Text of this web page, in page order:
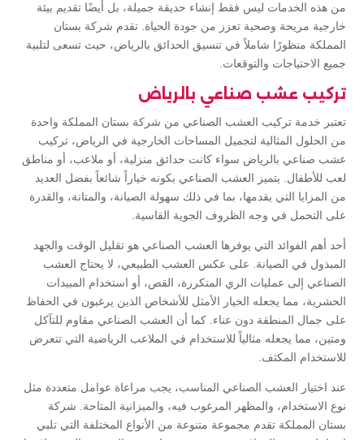
من هذه الخدمات ليس فقط إنشاء حديقة جميلة، بل أيضًا تقديم بيئة
خارجية مريحة وصحية تعزز من جودة الحياة. تقدم شركة بستان
المملكة منظورًا شاملاً في تنسيق الحدائق بالرياض، حيث تسعى لتلبية
جميع الاحتياجات والتوقعات.
تركيب عشب صناعي بالرياض
تعتبر خدمة تركيب العشب الصناعي من شركة بستان المملكة واحدة
من الحلول المثالية لتجميل المساحات الخارجية في الرياض، تركيب
عشب صناعي بالرياض سواء كانت حدائق منزلية، أو ملاعب، أو مناطق
لعب للأطفال. يتميز العشب الصناعي بكونه خياراً شائعاً بفضل العديد
من المزايا التي يقدمها، بما في ذلك سهولة الصيانة، والمتانة، والقدرة
على التحمل في وجه الظروف الجوية القاسية.
أحد أهم الفوائد التي يوفرها العشب الصناعي هو تقليل الوقت والجهد
المبذول في الصيانة. على عكس العشب الطبيعي، لا يحتاج العشب
الصناعي إلى عمليات الري المتكررة، القص، أو استخدام المبيدات
الحشرية، مما يجعله الخيار الأمثل للأشخاص الذين يرغبون في الحفاظ
على جمال المنطقة دون عناء. كما أن العشب الصناعي مقاوم للتآكل
ومتين، مما يجعله مثالياً للاستخدام في الملاعب الرياضية التي تتعرض
للاستخدام المكثف.
عند اختيار العشب الصناعي المناسب، يجب مراعاة عوامل متعددة مثل
نوع الاستخدام، والمظهر المرغوب فيه، والميزانية المتاحة. شركة
بستان المملكة تقدم مجموعة متنوعة من الأنواع المختلفة التي تلبي